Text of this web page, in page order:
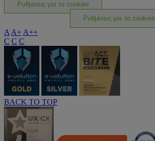
Ρυθμίσεις για τα cookies
Ρυθμίσεις για τα cookies
A A+ A++
C C C
BACK TO TOP